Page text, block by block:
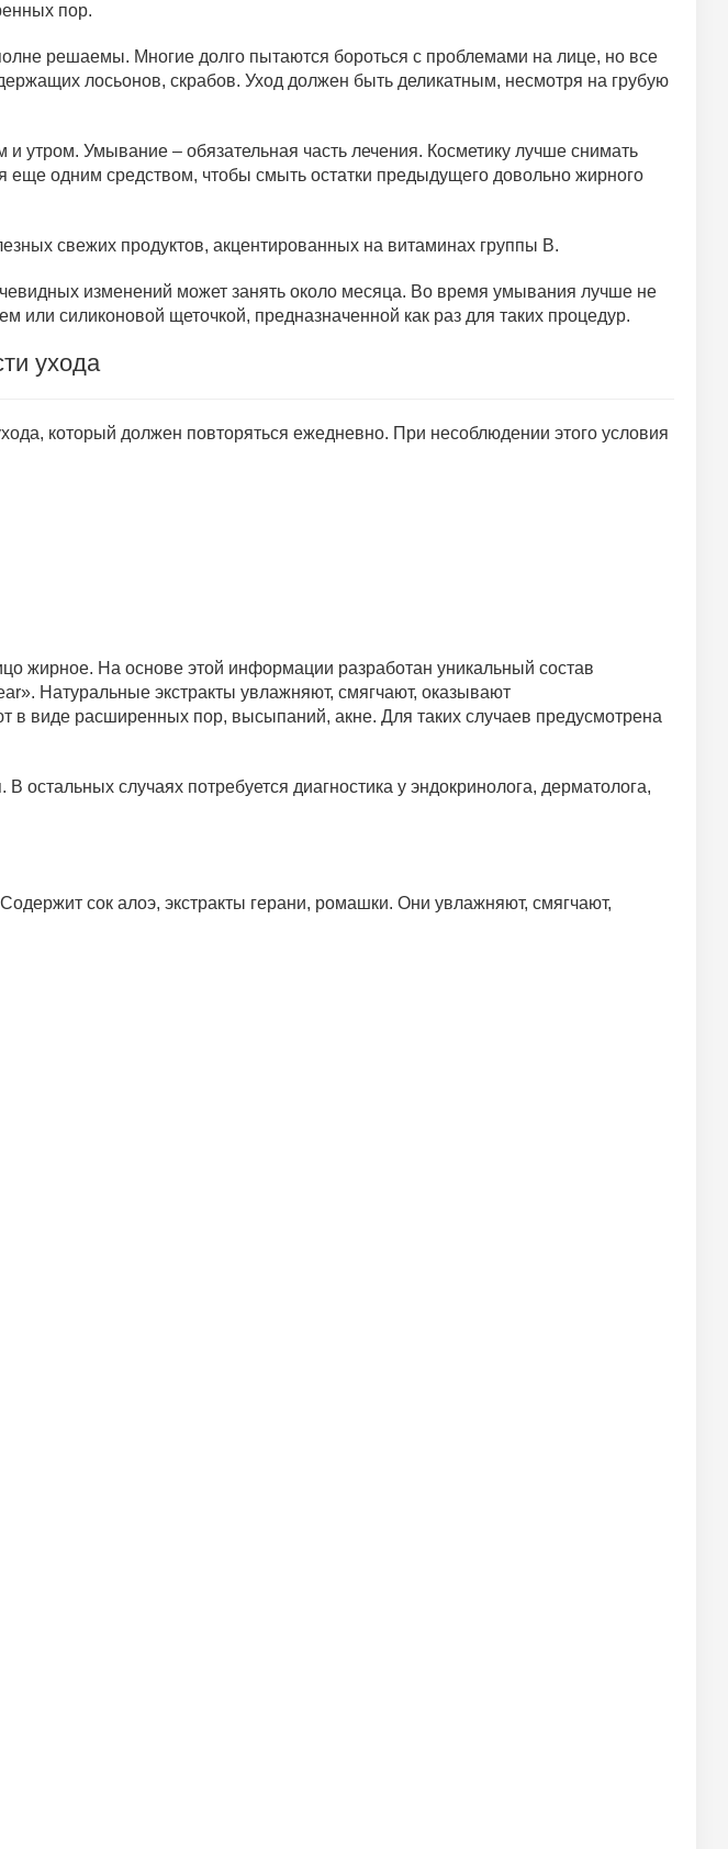
пор.
решаемы. Многие долго пытаются бороться с проблемами на лице, но все
лосьонов, скрабов. Уход должен быть деликатным, несмотря на грубую
утром. Умывание – обязательная часть лечения. Косметику лучше снимать
одним средством, чтобы смыть остатки предыдущего довольно жирного
свежих продуктов, акцентированных на витаминах группы B.
изменений может занять около месяца. Во время умывания лучше не
или силиконовой щеточкой, предназначенной как раз для таких процедур.
ухода
который должен повторяться ежедневно. При несоблюдении этого условия
жирное. На основе этой информации разработан уникальный состав
Натуральные экстракты увлажняют, смягчают, оказывают
виде расширенных пор, высыпаний, акне. Для таких случаев предусмотрена
остальных случаях потребуется диагностика у эндокринолога, дерматолога,
сок алоэ, экстракты герани, ромашки. Они увлажняют, смягчают,